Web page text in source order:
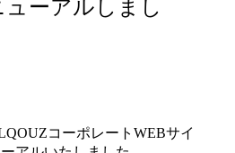
ーアルしまし
コーポレートWEBサイ